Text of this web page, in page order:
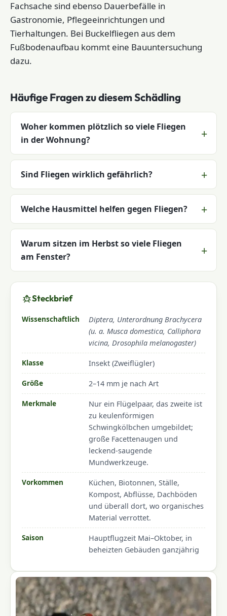
Fachsache sind ebenso Dauerbefälle in
Gastronomie, Pflegeeinrichtungen und
Tierhaltungen. Bei Buckelfliegen aus dem
Fußbodenaufbau kommt eine Bauuntersuchung
dazu.
Häufige Fragen zu diesem Schädling
Woher kommen plötzlich so viele Fliegen
in der Wohnung?
Sind Fliegen wirklich gefährlich?
Welche Hausmittel helfen gegen Fliegen?
Warum sitzen im Herbst so viele Fliegen
am Fenster?
Steckbrief
Wissenschaftlich
Diptera, Unterordnung Brachycera
(u. a. Musca domestica, Calliphora
vicina, Drosophila melanogaster)
Klasse Insekt (Zweiflügler)
Größe 2–14 mm je nach Art
Merkmale
Nur ein Flügelpaar, das zweite ist
zu keulenförmigen
Schwingkölbchen umgebildet;
große Facettenaugen und
leckend-saugende
Mundwerkzeuge.
Vorkommen
Küchen, Biotonnen, Ställe,
Kompost, Abflüsse, Dachböden
und überall dort, wo organisches
Material verrottet.
Saison
Hauptflugzeit Mai–Oktober, in
beheizten Gebäuden ganzjährig